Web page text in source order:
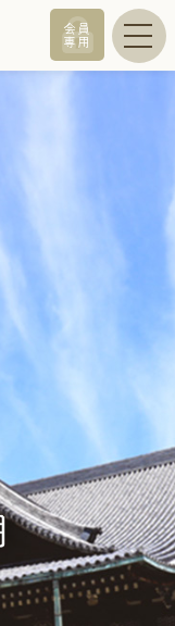
会員
専用